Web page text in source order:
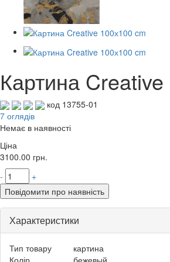
Картина
код 13755-01
7 оглядів
Немає в наявності
Ціна
3100.00 грн.
-
+
Повідомити про наявність
Характеристики
Тип товару
картина
Колір
бежевый